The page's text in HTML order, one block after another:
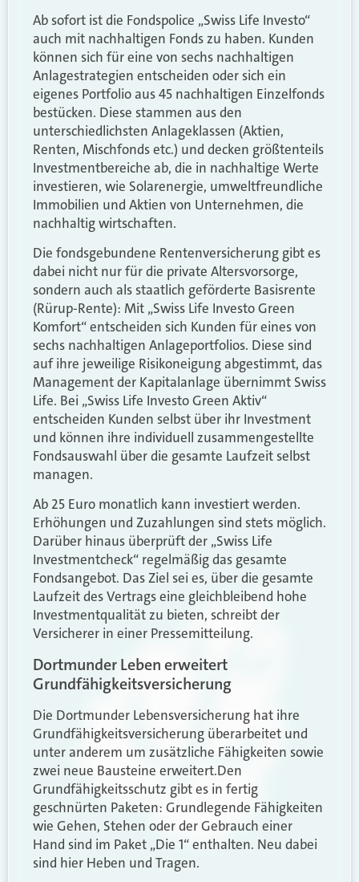
Ab sofort ist die Fondspolice „Swiss Life Investo“
auch mit nachhaltigen Fonds zu haben. Kunden
können sich für eine von sechs nachhaltigen
Anlagestrategien entscheiden oder sich ein
eigenes Portfolio aus 45 nachhaltigen Einzelfonds
bestücken. Diese stammen aus den
unterschiedlichsten Anlageklassen (Aktien,
Renten, Mischfonds etc.) und decken größtenteils
Investmentbereiche ab, die in nachhaltige Werte
investieren, wie Solarenergie, umweltfreundliche
Immobilien und Aktien von Unternehmen, die
nachhaltig wirtschaften.
Die fondsgebundene Rentenversicherung gibt es
dabei nicht nur für die private Altersvorsorge,
sondern auch als staatlich geförderte Basisrente
(Rürup-Rente): Mit „Swiss Life Investo Green
Komfort“ entscheiden sich Kunden für eines von
sechs nachhaltigen Anlageportfolios. Diese sind
auf ihre jeweilige Risikoneigung abgestimmt, das
Management der Kapitalanlage übernimmt Swiss
Life. Bei „Swiss Life Investo Green Aktiv“
entscheiden Kunden selbst über ihr Investment
und können ihre individuell zusammengestellte
Fondsauswahl über die gesamte Laufzeit selbst
managen.
Ab 25 Euro monatlich kann investiert werden.
Erhöhungen und Zuzahlungen sind stets möglich.
Darüber hinaus überprüft der „Swiss Life
Investmentcheck“ regelmäßig das gesamte
Fondsangebot. Das Ziel sei es, über die gesamte
Laufzeit des Vertrags eine gleichbleibend hohe
Investmentqualität zu bieten, schreibt der
Versicherer in einer Pressemitteilung.
Dortmunder Leben erweitert
Grundfähigkeitsversicherung
Die Dortmunder Lebensversicherung hat ihre
Grundfähigkeitsversicherung überarbeitet und
unter anderem um zusätzliche Fähigkeiten sowie
zwei neue Bausteine erweitert.Den
Grundfähigkeitsschutz gibt es in fertig
geschnürten Paketen: Grundlegende Fähigkeiten
wie Gehen, Stehen oder der Gebrauch einer
Hand sind im Paket „Die 1“ enthalten. Neu dabei
sind hier Heben und Tragen.